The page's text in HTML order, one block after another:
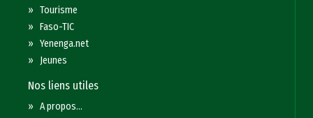
»Tourisme
»Faso-TIC
»Yenenga.net
» Jeunes
Nos liens utiles
»A propos...